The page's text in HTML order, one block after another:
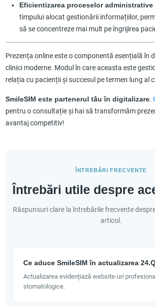
Eficientizarea proceselor administrative
timpului alocat gestionării informațiilor,
să se concentreze mai mult pe îngrijirea
Prezența online este o componentă esențială în
clinici moderne. Modul în care aceasta este
relația cu pacienții și succesul pe termen lung al
SmileSIM este partenerul tău în digitalizare.
pentru o consultație și hai să transformăm
avantaj competitiv!
ÎNTREBĂRI FRECVENTE
Întrebări utile despre
Răspunsuri clare la întrebările frecvente
articol.
Ce aduce SmileSIM în actualizarea
Actualizarea evidențiază website-uri
stomatologice.